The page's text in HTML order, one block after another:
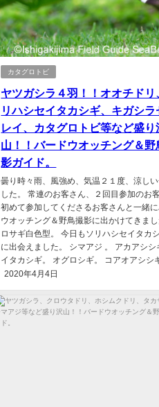
カタグロトビ
ヤツガシラ４羽！！オオチドリ
リハシセイタカシギ、キガシラ
レイ、カタグロトビ等など盛り
山！！バードウオッチング＆野
影ガイド。
曇り時々雨、風強め、気温２１度、涼し
した。 常連のお客さん、２回目参加のお客
初めて参加してくださるお客さんと一緒
ウオッチング＆野鳥撮影に出かけてきまし
ロサギ白色型。 今日もソリハシセイタカ
に出会えました。 シマアジ 。 アカアシシ
イタカシギ。 オグロシギ。 コアオアシシ
2020年4月4日